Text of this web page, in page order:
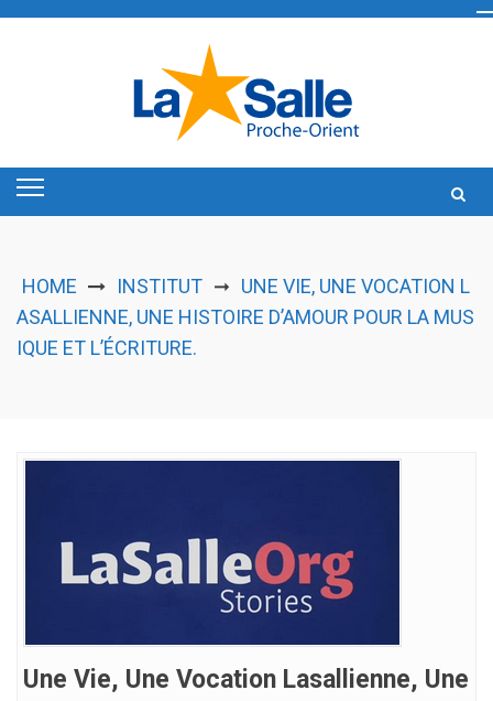
HOME INSTITUT ➞ UNE VIE, UNE VOCATION L
ASALLIENNE, UNE HISTOIRE D’AMOUR POUR LA MUS
IQUE ET L’ÉCRITURE.
Une Vie, Une Vocation Lasallienne, Une